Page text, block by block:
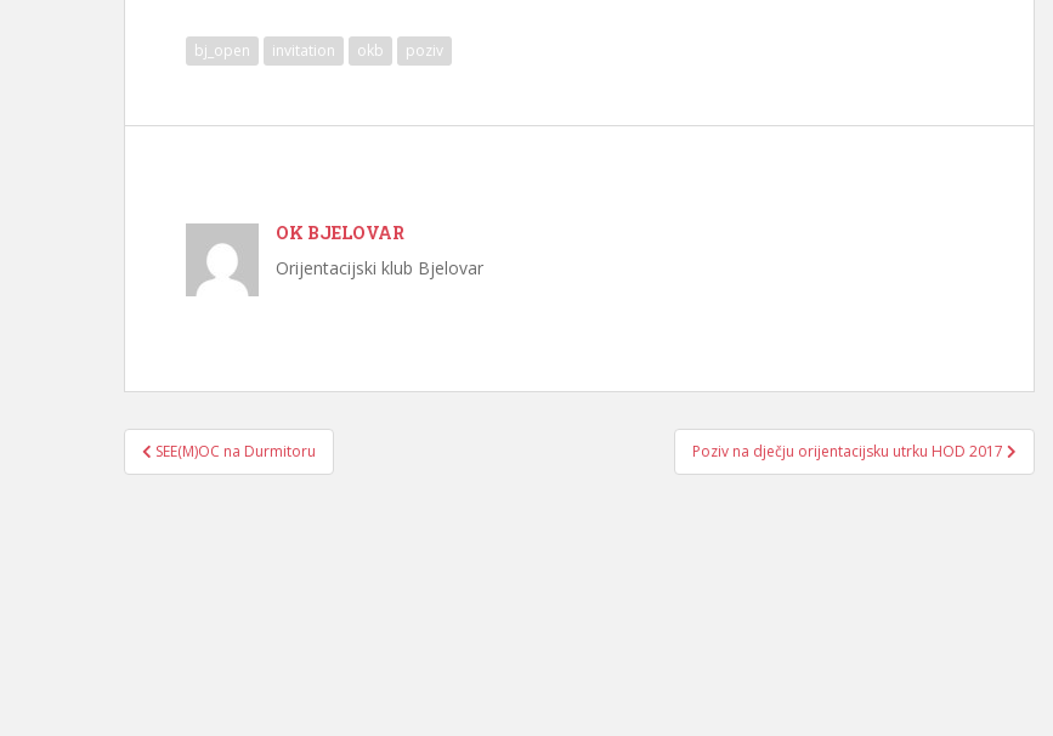
bj_open invitation okb poziv
OK BJELOVAR
Orijentacijski klub Bjelovar
Navigacija
objava
SEE(M)OC na Durmitoru Poziv na dječju orijentacijsku utrku HOD 2017